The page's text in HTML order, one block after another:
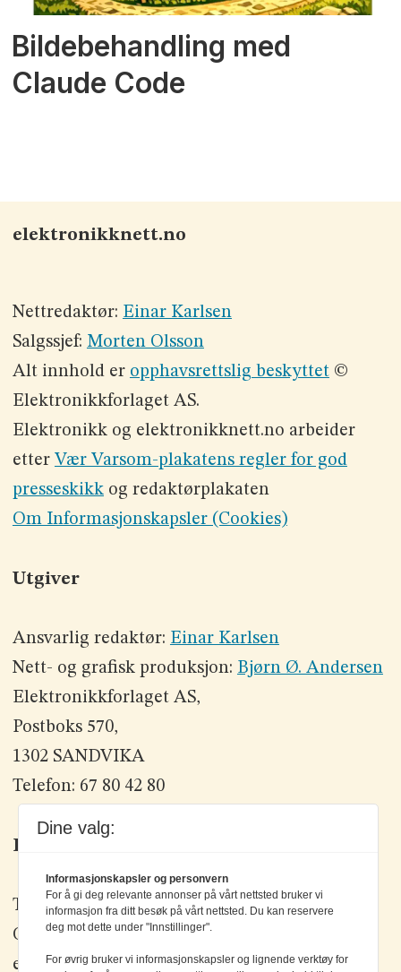
Bildebehandling med
Claude Code
elektronikknett.no
Nettredaktør: Einar Karlsen
Salgssjef: Morten Olsson
Alt innhold er opphavsrettslig beskyttet©
Elektronikkforlaget AS.
Elektronikk og elektronikknett.no arbeider
etter Vær Varsom-plakatens regler for god
presseskikkog redaktørplakaten
Om Informasjonskapsler (Cookies)
Utgiver
Ansvarlig redaktør: Einar Karlsen
Nett- og grafisk produksjon: Bjørn Ø. Andersen
Elektronikkforlaget AS,
Postboks 570,
1302 SANDVIKA
Telefon: 67 80 42 80
Kontakt oss
Tlf: +47 67 80 42 80
Olav Brunborgs vei 6, 1396 Billingstad
epost: elektronikk@elektronikkforlaget.no
Dine valg:
Informasjonskapsler og personvern
For å gi deg relevante annonser på vårt nettsted bruker vi
informasjon fra ditt besøk på vårt nettsted. Du kan reservere
deg mot dette under "Innstillinger".
For øvrig bruker vi informasjonskapsler og lignende verktøy for